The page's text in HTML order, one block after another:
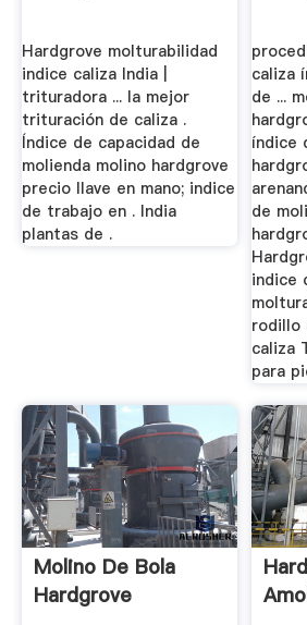
Hardgrove molturabilidad
indice caliza India |
trituradora ... la mejor
trituración de caliza .
Índice de capacidad de
molienda molino hardgrove
precio llave en mano; indice
de trabajo en . India
plantas de .
caliza
de ...
índice
de
indice
rodillo
caliza
para
Molino De Bola
Hardgrove